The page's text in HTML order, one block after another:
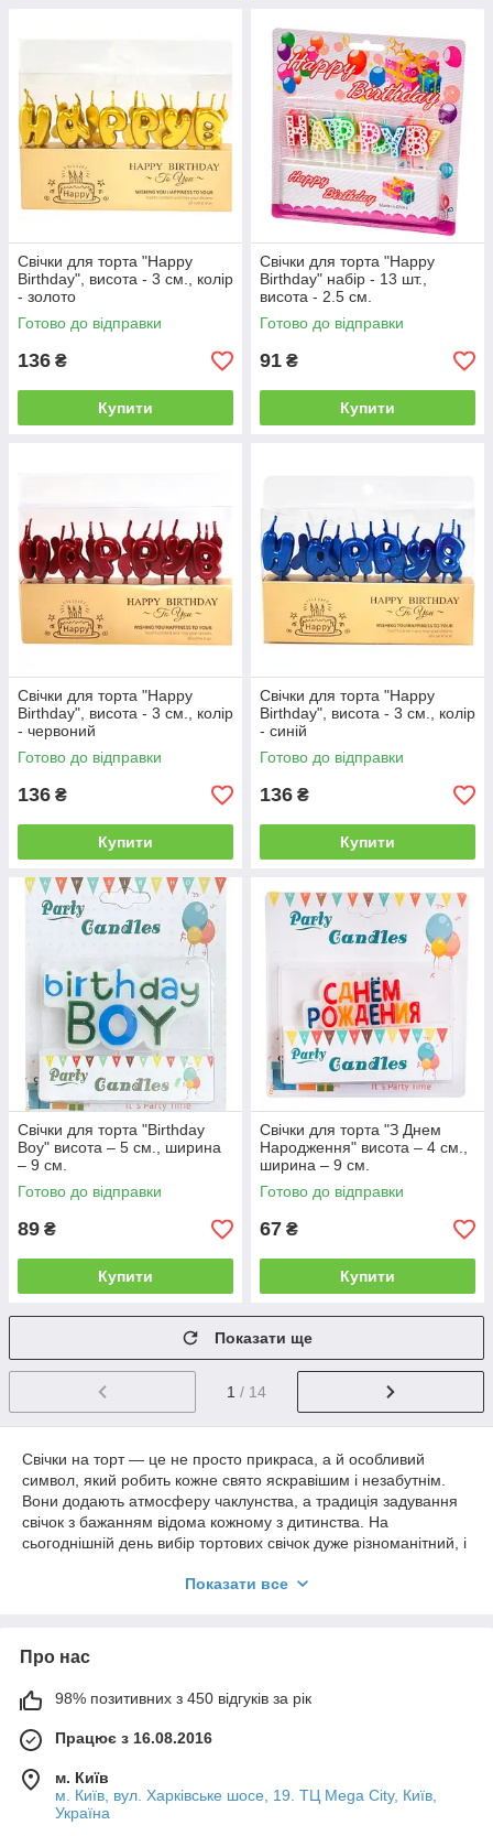
Свічки для торта "Happy
Birthday", висота - 3 см., колір
- золото
Готово до відправки
136 ₴
Купити
Свічки для торта "Happy
Birthday" набір - 13 шт.,
висота - 2.5 см.
Готово до відправки
91 ₴
Купити
Свічки для торта "Happy
Birthday", висота - 3 см., колір
- червоний
Готово до відправки
136 ₴
Купити
Свічки для торта "Happy
Birthday", висота - 3 см., колір
- синій
Готово до відправки
136 ₴
Купити
Свічки для торта "Birthday
Boy" висота – 5 см., ширина
– 9 см.
Готово до відправки
89 ₴
Купити
Свічки для торта "З Днем
Народження" висота – 4 см.,
ширина – 9 см.
Готово до відправки
67 ₴
Купити
Показати ще
1 / 14
Свічки на торт — це не просто прикраса, а й особливий
символ, який робить кожне свято яскравішим і незабутнім.
Вони додають атмосферу чаклунства, а традиція задування
свічок з бажанням відома кожному з дитинства. На
сьогоднішній день вибір тортових свічок дуже різноманітний, і
можна знайти як класичні, так і незвичайні варіанти.
практично для будь-якого торта та заходу. Вони можуть бути
Класичні свічки ідеальні для тих, хто дотримується традицій і
віддає перевагу лаконічному стилю.
торті. Вони часто використовуються на ювілеях та великих
урочистостях. Великі свічки можуть бути цифрами, що
символізують вік або кількість років компанії. Це особливо
Показати все
Про нас
98% позитивних з 450 відгуків за рік
Працює з 16.08.2016
м. Київ
м. Київ, вул. Харківське шосе, 19. ТЦ Mega City, Київ,
Україна